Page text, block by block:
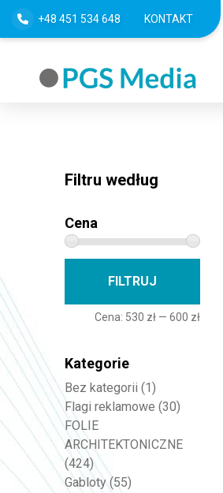
+48 451 534 648 KONTAKT
Filtru według
Cena
FILTRUJ
Cena: 530 zł— 600 zł
Kategorie
Bez kategorii (1)
Flagi reklamowe (30)
FOLIE
ARCHITEKTONICZNE
(424)
Gabloty (55)